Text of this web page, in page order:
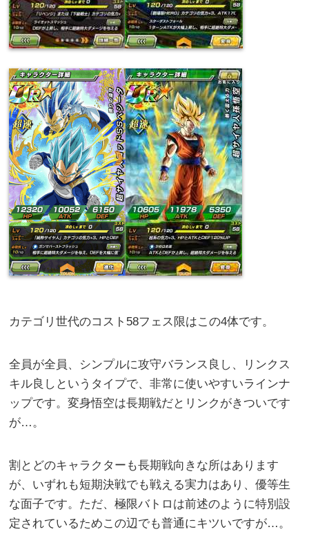
カテゴリ世代のコスト58フェス限はこの4体です。
全員が全員、シンプルに攻守バランス良し、リンクス
キル良しというタイプで、非常に使いやすいラインナ
ップです。変身悟空は長期戦だとリンクがきついです
が…。
割とどのキャラクターも長期戦向きな所はあります
が、いずれも短期決戦でも戦える実力はあり、優等生
な面子です。ただ、極限バトロは前述のように特別設
定されているためこの辺でも普通にキツいですが…。